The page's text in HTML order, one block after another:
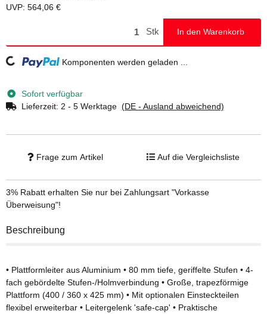
UVP: 564,06 €
Stk In den Warenkorb
Loading... Komponenten werden geladen ...
Sofort verfügbar
Lieferzeit: 2 - 5 Werktage (DE - Ausland abweichend)
Frage zum Artikel Auf die Vergleichsliste
3% Rabatt erhalten Sie nur bei Zahlungsart "Vorkasse
Überweisung"!
Beschreibung
• Plattformleiter aus Aluminium • 80 mm tiefe, geriffelte Stufen • 4-
fach gebördelte Stufen-/Holmverbindung • Große, trapezförmige
Plattform (400 / 360 x 425 mm) • Mit optionalen Einsteckteilen
flexibel erweiterbar • Leitergelenk 'safe-cap' • Praktische